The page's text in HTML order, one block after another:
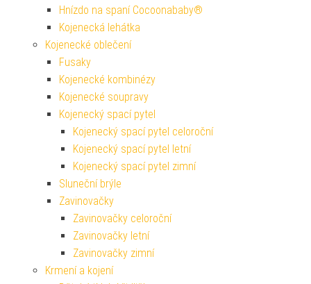
Hnízdo na spaní Cocoonababy®
Kojenecká lehátka
Kojenecké oblečení
Fusaky
Kojenecké kombinézy
Kojenecké soupravy
Kojenecký spací pytel
Kojenecký spací pytel celoroční
Kojenecký spací pytel letní
Kojenecký spací pytel zimní
Sluneční brýle
Zavinovačky
Zavinovačky celoroční
Zavinovačky letní
Zavinovačky zimní
Krmení a kojení